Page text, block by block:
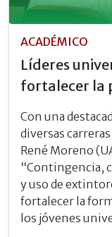
ACADÉMICO
Líderes
fortalecer la
Con una
diversas
René Moreno
“Contingencia,
y uso de
fortalecer la
los jóvenes